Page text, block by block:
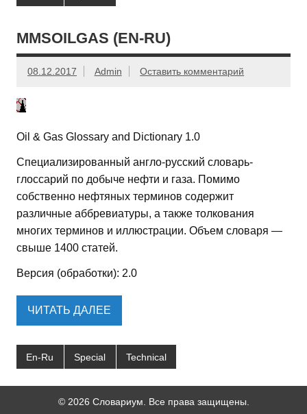
MMSOILGAS (EN-RU)
08.12.2017 Admin Оставить комментарий
Oil & Gas Glossary and Dictionary 1.0
Специализированный англо-русский словарь-
глоссарий по добыче нефти и газа. Помимо
собственно нефтяных терминов содержит
различные аббревиатуры, а также толкования
многих терминов и иллюстрации. Объем словаря —
свыше 1400 статей.
Версия (обработки): 2.0
ЧИТАТЬ ДАЛЕЕ
En-Ru Special Technical
© 2026 Словариум. Все права защищены.